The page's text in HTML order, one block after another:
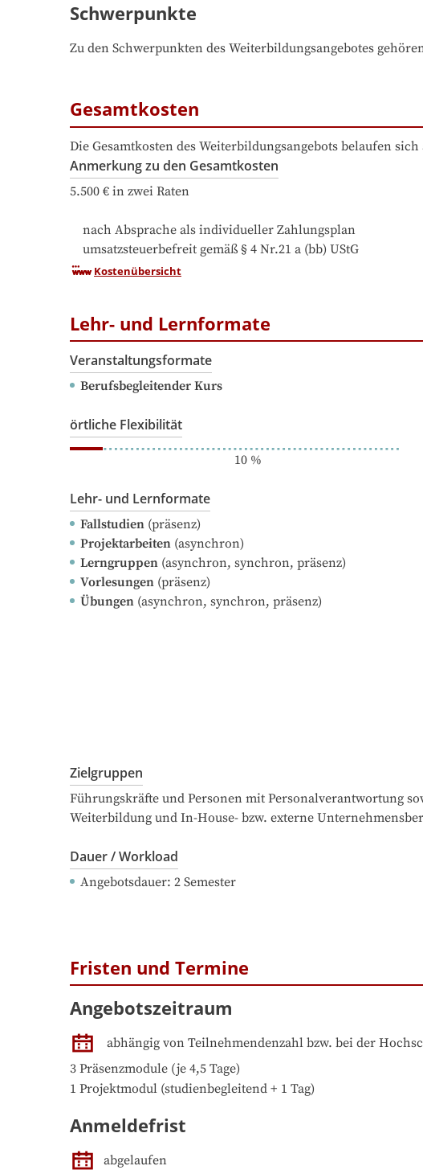
Schwerpunkte
Zu den Schwerpunkten des Weiterbildungsangebotes
Gesamtkosten
Die Gesamtkosten des Weiterbildungsangebots belaufen sich
Anmerkung zu den Gesamtkosten
5.500 € in zwei Raten
Kostenübersicht
Lehr- und Lernformate
Veranstaltungsformate
Berufsbegleitender Kurs
örtliche Flexibilität
10%
Lehr- und Lernformate
Fallstudien (präsenz)
Projektarbeiten (asynchron)
Lerngruppen (asynchron, synchron, präsenz)
Vorlesungen (präsenz)
Übungen (asynchron, synchron, präsenz)
Zielgruppen
Führungskräfte und Personen mit Personalverantwortung
Weiterbildung und In-House- bzw. externe
Dauer / Workload
Angebotsdauer: 2 Semester
Fristen und Termine
Angebotszeitraum
abhängig von Teilnehmendenzahl bzw. bei der
3 Präsenzmodule (je 4,5 Tage)
1 Projektmodul (studienbegleitend + 1 Tag)
Anmeldefrist
abgelaufen